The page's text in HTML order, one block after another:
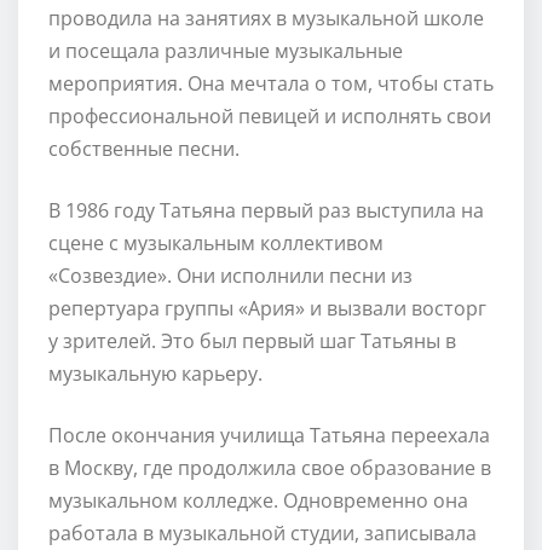
проводила на занятиях в музыкальной школе
и посещала различные музыкальные
мероприятия. Она мечтала о том, чтобы стать
профессиональной певицей и исполнять свои
собственные песни.
В 1986 году Татьяна первый раз выступила на
сцене с музыкальным коллективом
«Созвездие». Они исполнили песни из
репертуара группы «Ария» и вызвали восторг
у зрителей. Это был первый шаг Татьяны в
музыкальную карьеру.
После окончания училища Татьяна переехала
в Москву, где продолжила свое образование в
музыкальном колледже. Одновременно она
работала в музыкальной студии, записывала